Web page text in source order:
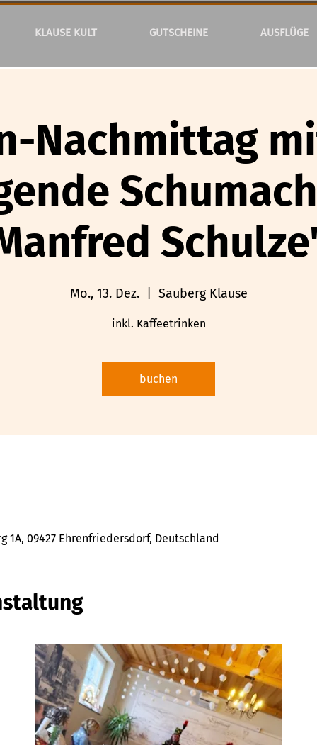
KLAUSE KULT GUTSCHEINE AUSFLÜGE
Nachmittag
Mo., 13. Dez.
  |
Sauberg Klause
inkl. Kaffeetrinken
buchen
1A, 09427 Ehrenfriedersdorf, Deutschland